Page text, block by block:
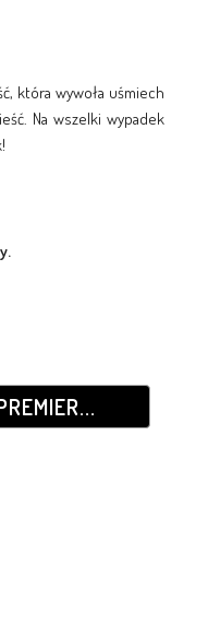
która wywoła uśmiech
Na wszelki wypadek